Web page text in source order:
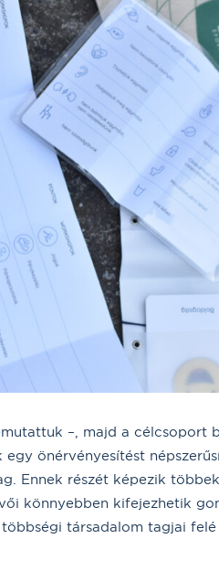
–, majd a célcsoport
önérvényesítést
Ennek részét képezik
könnyebben kifejezhetik
társadalom tagjai